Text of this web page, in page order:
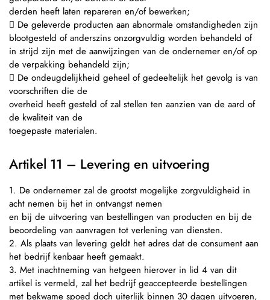
derden heeft laten repareren en/of bewerken;
 De geleverde producten aan abnormale omstandigheden zijn
blootgesteld of anderszins onzorgvuldig worden behandeld of
in strijd zijn met de aanwijzingen van de ondernemer en/of op
de verpakking behandeld zijn;
 De ondeugdelijkheid geheel of gedeeltelijk het gevolg is van
voorschriften die de
overheid heeft gesteld of zal stellen ten aanzien van de aard of
de kwaliteit van de
toegepaste materialen.
Artikel 11 – Levering en uitvoering
1. De ondernemer zal de grootst mogelijke zorgvuldigheid in
acht nemen bij het in ontvangst nemen
en bij de uitvoering van bestellingen van producten en bij de
beoordeling van aanvragen tot verlening van diensten.
2. Als plaats van levering geldt het adres dat de consument aan
het bedrijf kenbaar heeft gemaakt.
3. Met inachtneming van hetgeen hierover in lid 4 van dit
artikel is vermeld, zal het bedrijf geaccepteerde bestellingen
met bekwame spoed doch uiterlijk binnen 30 dagen uitvoeren,